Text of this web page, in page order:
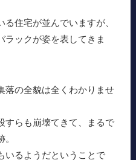
住宅が並んでいますが、
ラックが姿を表してきま
落の全貌は全くわかりませ
すらも崩壊てきて、まるで
いるようだということで